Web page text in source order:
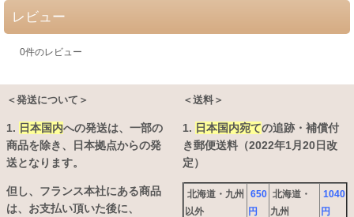
レビュー
0件のレビュー
＜発送について＞
1. 日本国内への発送は、 一部の
商品を除き、日本拠点からの発
送となります。
但し、フランス本社にある商品
は、お支払い頂いた後に、
＜送料＞
1. 日本国内宛ての追跡・補償付
き郵便送料（2022年1月20日改
定）
北海道・九州
以外
650
円
北海道・
九州
1040
円